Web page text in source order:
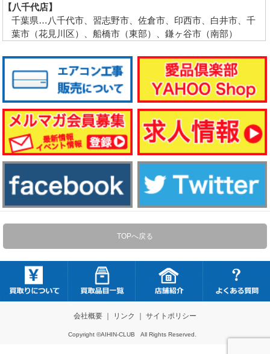
【八千代店】
千葉県…八千代市、習志野市、佐倉市、印西市、白井市、千
葉市（花見川区）、船橋市（東部）、鎌ヶ谷市（南部）
TOPへ戻る
会社概要｜ リンク ｜ サイトポリシー
Copyright ©AIHIN-CLUB All Rights Reserved.